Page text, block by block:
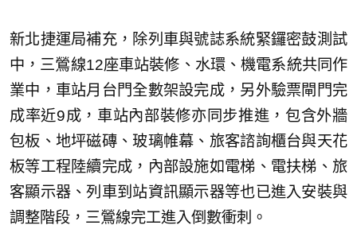
新北捷運局補充，除列車與號誌系統緊鑼密鼓測試
中，三鶯線12座車站裝修、水環、機電系統共同作
業中，車站月台門全數架設完成，另外驗票閘門完
成率近9成，車站內部裝修亦同步推進，包含外牆
包板、地坪磁磚、玻璃帷幕、旅客諮詢櫃台與天花
板等工程陸續完成，內部設施如電梯、電扶梯、旅
客顯示器、列車到站資訊顯示器等也已進入安裝與
調整階段，三鶯線完工進入倒數衝刺。